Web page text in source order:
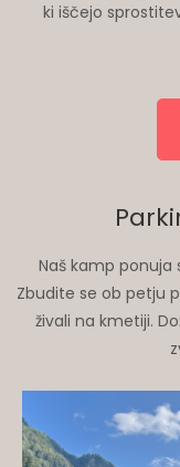
ki iščejo
Naš kamp ponuja
Zbudite se ob petju
živali na kmetiji.